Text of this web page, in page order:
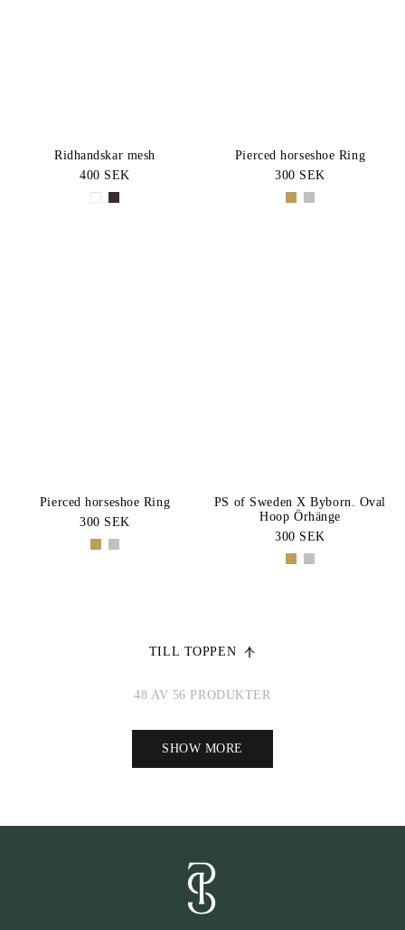
Ridhandskar mesh
400 SEK
Pierced horseshoe Ring
300 SEK
Pierced horseshoe Ring
300 SEK
PS of Sweden X Byborn. Oval
Hoop Örhänge
300 SEK
TILL TOPPEN
48 AV 56 PRODUKTER
SHOW MORE